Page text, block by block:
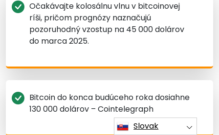
Očakávajte kolosálnu vlnu v bitcoinovej
ríši, pričom prognózy naznačujú
pozoruhodný vzostup na 45 000 dolárov
do marca 2025.
Bitcoin do konca budúceho roka dosiahne
130 000 dolárov – Cointelegraph
Slovak